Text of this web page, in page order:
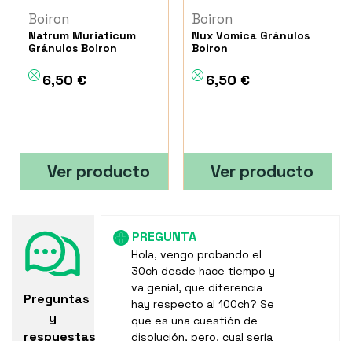
Boiron
Natrum Muriaticum
Gránulos Boiron
6,50 €
Ver producto
Boiron
Nux Vomica Gránulos
Boiron
6,50 €
Ver producto
Preguntas
y
respuestas
PREGUNTA
Hola, vengo probando el
30ch desde hace tiempo y
va genial, que diferencia
hay respecto al 100ch? Se
que es una cuestión de
disolución, pero, cual sería